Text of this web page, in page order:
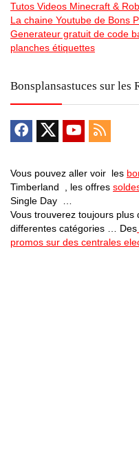
Tutos Videos Minecraft &
La chaine Youtube de Bons
Generateur gratuit de code
planches étiquettes
Bonsplansastuces sur les
Vous pouvez aller voir les
Timberland , les offres
Single Day …
Vous trouverez toujours
differentes catégories … Des
promos sur des centrales